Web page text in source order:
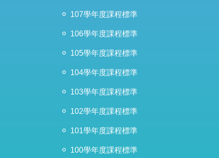
107學年度課程標準
106學年度課程標準
105學年度課程標準
104學年度課程標準
103學年度課程標準
102學年度課程標準
101學年度課程標準
100學年度課程標準